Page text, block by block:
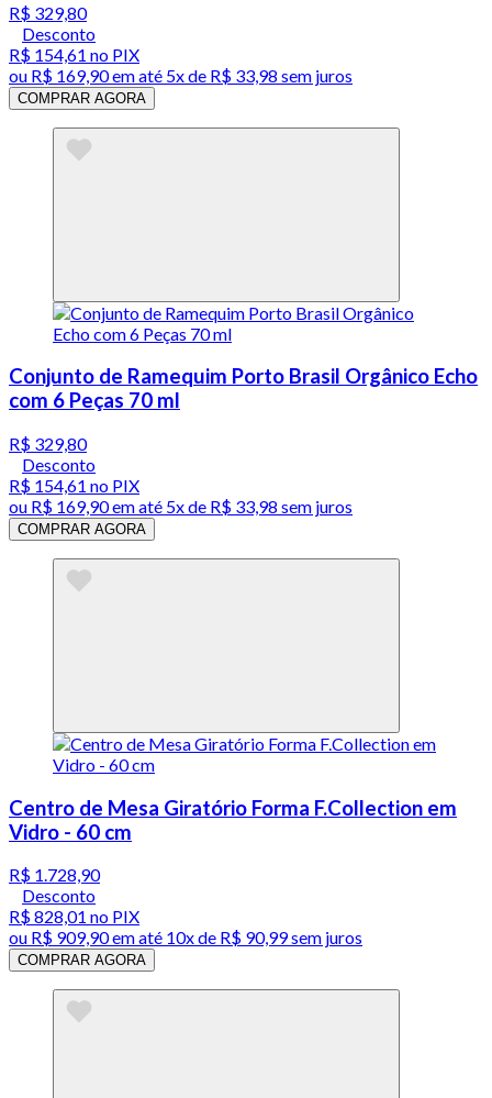
R$ 329,80
Desconto
R$ 154,61 no PIX
ou R$ 169,90em até 5x de R$ 33,98 sem juros
COMPRAR AGORA
Conjunto de Ramequim Porto Brasil Orgânico Echo
com 6 Peças 70 ml
R$ 329,80
Desconto
R$ 154,61 no PIX
ou R$ 169,90em até 5x de R$ 33,98 sem juros
COMPRAR AGORA
Centro de Mesa Giratório Forma F.Collection em
Vidro - 60 cm
R$ 1.728,90
Desconto
R$ 828,01 no PIX
ou R$ 909,90em até 10x de R$ 90,99 sem juros
COMPRAR AGORA